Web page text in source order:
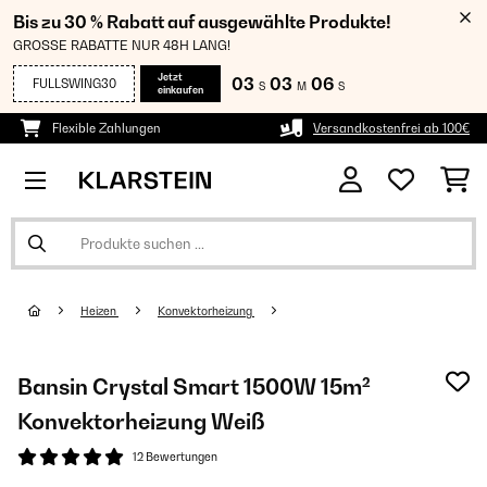
Bis zu 30 % Rabatt auf ausgewählte Produkte!
GROSSE RABATTE NUR 48H LANG!
FULLSWING30
Jetzt
einkaufen
03 S 03 M 05 S
Flexible Zahlungen Versandkostenfrei ab 100€
Heizen Konvektorheizung
Bansin Crystal Smart 1500W 15m²
Konvektorheizung Weiß
12 Bewertungen